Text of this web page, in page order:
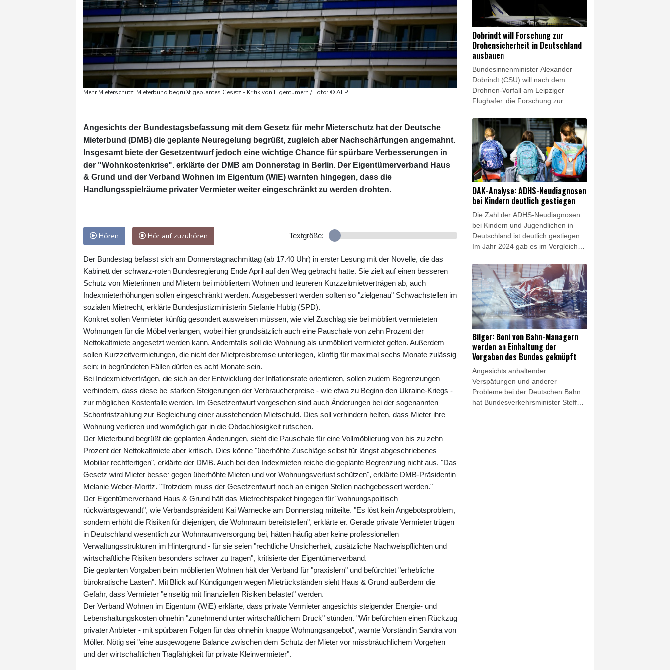
Mehr Mieterschutz: Mieterbund begrüßt geplantes Gesetz - Kritik von Eigentümern / Foto: © AFP
Angesichts der Bundestagsbefassung mit dem Gesetz für mehr Mieterschutz hat der Deutsche
Mieterbund (DMB) die geplante Neuregelung begrüßt, zugleich aber Nachschärfungen angemahnt.
Insgesamt biete der Gesetzentwurf jedoch eine wichtige Chance für spürbare Verbesserungen in
der "Wohnkostenkrise", erklärte der DMB am Donnerstag in Berlin. Der Eigentümerverband Haus
& Grund und der Verband Wohnen im Eigentum (WiE) warnten hingegen, dass die
Handlungsspielräume privater Vermieter weiter eingeschränkt zu werden drohten.
Hören Hör auf zuzuhören Textgröße:
Der Bundestag befasst sich am Donnerstagnachmittag (ab 17.40 Uhr) in erster Lesung mit der Novelle, die das
Kabinett der schwarz-roten Bundesregierung Ende April auf den Weg gebracht hatte. Sie zielt auf einen besseren
Schutz von Mieterinnen und Mietern bei möbliertem Wohnen und teureren Kurzzeitmietverträgen ab, auch
Indexmieterhöhungen sollen eingeschränkt werden. Ausgebessert werden sollten so "zielgenau" Schwachstellen im
sozialen Mietrecht, erklärte Bundesjustizministerin Stefanie Hubig (SPD).
Konkret sollen Vermieter künftig gesondert ausweisen müssen, wie viel Zuschlag sie bei möbliert vermieteten
Wohnungen für die Möbel verlangen, wobei hier grundsätzlich auch eine Pauschale von zehn Prozent der
Nettokaltmiete angesetzt werden kann. Andernfalls soll die Wohnung als unmöbliert vermietet gelten. Außerdem
sollen Kurzzeitvermietungen, die nicht der Mietpreisbremse unterliegen, künftig für maximal sechs Monate zulässig
sein; in begründeten Fällen dürfen es acht Monate sein.
Bei Indexmietverträgen, die sich an der Entwicklung der Inflationsrate orientieren, sollen zudem Begrenzungen
verhindern, dass diese bei starken Steigerungen der Verbraucherpreise - wie etwa zu Beginn den Ukraine-Kriegs -
zur möglichen Kostenfalle werden. Im Gesetzentwurf vorgesehen sind auch Änderungen bei der sogenannten
Schonfristzahlung zur Begleichung einer ausstehenden Mietschuld. Dies soll verhindern helfen, dass Mieter ihre
Wohnung verlieren und womöglich gar in die Obdachlosigkeit rutschen.
Der Mieterbund begrüßt die geplanten Änderungen, sieht die Pauschale für eine Vollmöblierung von bis zu zehn
Prozent der Nettokaltmiete aber kritisch. Dies könne "überhöhte Zuschläge selbst für längst abgeschriebenes
Mobiliar rechtfertigen", erklärte der DMB. Auch bei den Indexmieten reiche die geplante Begrenzung nicht aus. "Das
Gesetz wird Mieter besser gegen überhöhte Mieten und vor Wohnungsverlust schützen", erklärte DMB-Präsidentin
Melanie Weber-Moritz. "Trotzdem muss der Gesetzentwurf noch an einigen Stellen nachgebessert werden."
Der Eigentümerverband Haus & Grund hält das Mietrechtspaket hingegen für "wohnungspolitisch
rückwärtsgewandt", wie Verbandspräsident Kai Warnecke am Donnerstag mitteilte. "Es löst kein Angebotsproblem,
sondern erhöht die Risiken für diejenigen, die Wohnraum bereitstellen", erklärte er. Gerade private Vermieter trügen
in Deutschland wesentlich zur Wohnraumversorgung bei, hätten häufig aber keine professionellen
Verwaltungsstrukturen im Hintergrund - für sie seien "rechtliche Unsicherheit, zusätzliche Nachweispflichten und
wirtschaftliche Risiken besonders schwer zu tragen", kritisierte der Eigentümerverband.
Die geplanten Vorgaben beim möblierten Wohnen hält der Verband für "praxisfern" und befürchtet "erhebliche
bürokratische Lasten". Mit Blick auf Kündigungen wegen Mietrückständen sieht Haus & Grund außerdem die
Gefahr, dass Vermieter "einseitig mit finanziellen Risiken belastet" werden.
Der Verband Wohnen im Eigentum (WiE) erklärte, dass private Vermieter angesichts steigender Energie- und
Lebenshaltungskosten ohnehin "zunehmend unter wirtschaftlichem Druck" stünden. "Wir befürchten einen Rückzug
privater Anbieter - mit spürbaren Folgen für das ohnehin knappe Wohnungsangebot", warnte Vorständin Sandra von
Möller. Nötig sei "eine ausgewogene Balance zwischen dem Schutz der Mieter vor missbräuchlichem Vorgehen
und der wirtschaftlichen Tragfähigkeit für private Kleinvermieter".
berichtete die "Bild". Vor Beginn der
Sanierung lag der Wert demnach
noch bei 49,6 Prozent. Grund für
die eingebrochene Pünktlichkeit
seien andauernde Restarbeiten, die
die Züge unterwegs immer wieder
ausbremsten.
Dobrindt will Forschung zur
Drohensicherheit in Deutschland
ausbauen
Bundesinnenminister Alexander
Dobrindt (CSU) will nach dem
Drohnen-Vorfall am Leipziger
Flughafen die Forschung zur
ausbauen. "Das Wettrüsten der
Drohnentechnologie erfordert
eigene Forschungseinheiten, um
Schritt halten zu können", sagte
Dobrindt der "Bild am Sonntag". Am
18. August solle am Testflughafen
des Deutschen Zentrums für Luft-
und Raumfahrt (DLR) in Cochstedt
in Sachsen-Anhalt eine neue
Forschungseinrichtung für
Drohnensicherheit errichtet werden.
DAK-Analyse: ADHS-Neudiagnosen
bei Kindern deutlich gestiegen
Die Zahl der ADHS-Neudiagnosen
bei Kindern und Jugendlichen in
Deutschland ist deutlich gestiegen.
Im Jahr 2024 gab es im Vergleich
Diagnosen einer
Aufmerksamkeitsdefizit-/Hyperaktivitätsstörung
bei Kindern bis einschließlich 17
Jahren: Dies zeigt eine aktuelle
Analyse der DAK-Gesundheit, die
der Nachrichtenagentur AFP vorlag.
Hochgerechnet wurde damit 2024
bundesweit bei rund 202.000
jungen Menschen erstmals ADHS
diagnostiziert.
Bilger: Boni von Bahn-Managern
werden an Einhaltung der
Vorgaben des Bundes geknüpft
Angesichts anhaltender
Verspätungen und anderer
Probleme bei der Deutschen Bahn
hat Bundesverkehrsminister Steffen